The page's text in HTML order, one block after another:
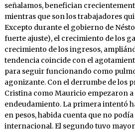
señalamos, benefician
mientras que son los trabajadores
Excepto durante el gobierno de
fuerte ajuste), el crecimiento de los
crecimiento de los ingresos,
tendencia coincide con el
para seguir funcionando como
agonizante. Con el derrumbe de los
Cristina como Mauricio empezaron a
endeudamiento. La primera intentó
en pesos, habida cuenta que no
internacional. El segundo tuvo